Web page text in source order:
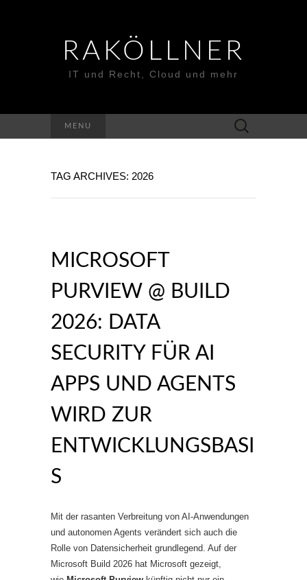
RAKÖLLNER
IT und Recht, Cloud und mehr
MENU
Suchen
nach:
TAG ARCHIVES: 2026
MICROSOFT
PURVIEW @ BUILD
2026: DATA
SECURITY FÜR AI
APPS UND AGENTS
WIRD ZUR
ENTWICKLUNGSBASI
S
Mit der rasanten Verbreitung von AI-Anwendungen
und autonomen Agents verändert sich auch die
Rolle von Daten­sicherheit grundlegend. Auf der
Microsoft Build 2026 hat Microsoft gezeigt,